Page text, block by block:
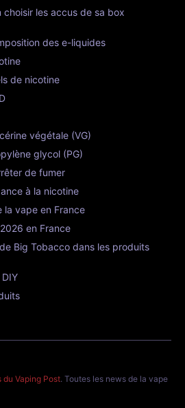
les accus de sa box
des e-liquides
de nicotine
végétale (VG)
glycol (PG)
de fumer
à la nicotine
la vape en France
en France
Big Tobacco dans les produits
Vaping Post. Toutes les news de la vape